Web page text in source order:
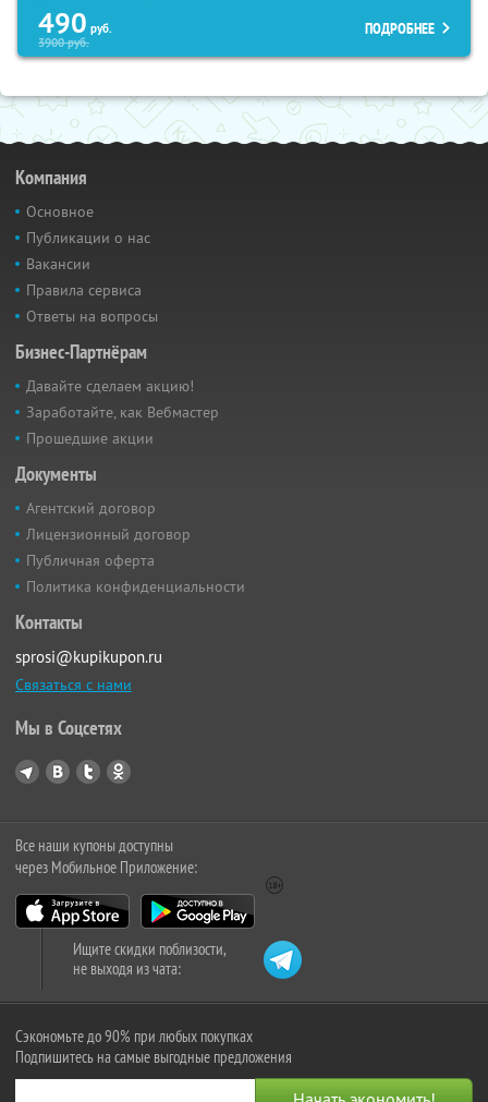
490 руб.
3900руб.
ПОДРОБНЕЕ
Компания
Основное
Публикации о нас
Вакансии
Правила сервиса
Ответы на вопросы
Бизнес-Партнёрам
Давайте сделаем акцию!
Заработайте, как Вебмастер
Прошедшие акции
Документы
Агентский договор
Лицензионный договор
Публичная оферта
Политика конфиденциальности
Контакты
sprosi@kupikupon.ru
Связаться с нами
Мы в Соцсетях
Все наши купоны доступны
через Мобильное Приложение:
Ищите скидки поблизости,
не выходя из чата:
Сэкономьте до 90% при любых покупках
Подпишитесь на самые выгодные предложения